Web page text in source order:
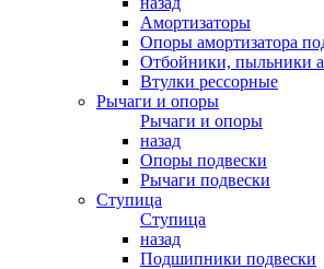
Амортизаторы
Опоры амортизатора
Отбойники, пыльники
Втулки рессорные
Рычаги и опоры
Рычаги и опоры
назад
Опоры подвески
Рычаги подвески
Ступица
Ступица
назад
Подшипники подвески